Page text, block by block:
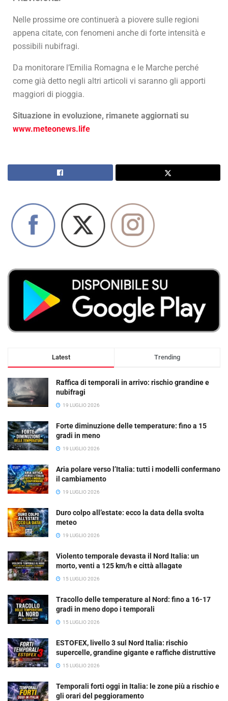
Nelle prossime ore continuerà a piovere sulle regioni
appena citate, con fenomeni anche di forte intensità e
possibili nubifragi.
Da monitorare l’Emilia Romagna e le Marche perché
come già detto negli altri articoli vi saranno gli apporti
maggiori di pioggia.
Situazione in evoluzione, rimanete aggiornati su
www.meteonews.life
Latest Trending
Raffica di temporali in arrivo: rischio grandine e
nubifragi
19 LUGLIO 2026
Forte diminuzione delle temperature: fino a 15
gradi in meno
19 LUGLIO 2026
Aria polare verso l’Italia: tutti i modelli confermano
il cambiamento
19 LUGLIO 2026
Duro colpo all’estate: ecco la data della svolta
meteo
19 LUGLIO 2026
Violento temporale devasta il Nord Italia: un
morto, venti a 125 km/h e città allagate
15 LUGLIO 2026
Tracollo delle temperature al Nord: fino a 16-17
gradi in meno dopo i temporali
15 LUGLIO 2026
ESTOFEX, livello 3 sul Nord Italia: rischio
supercelle, grandine gigante e raffiche distruttive
15 LUGLIO 2026
Temporali forti oggi in Italia: le zone più a rischio e
gli orari del peggioramento